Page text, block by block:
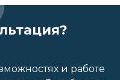
и работе